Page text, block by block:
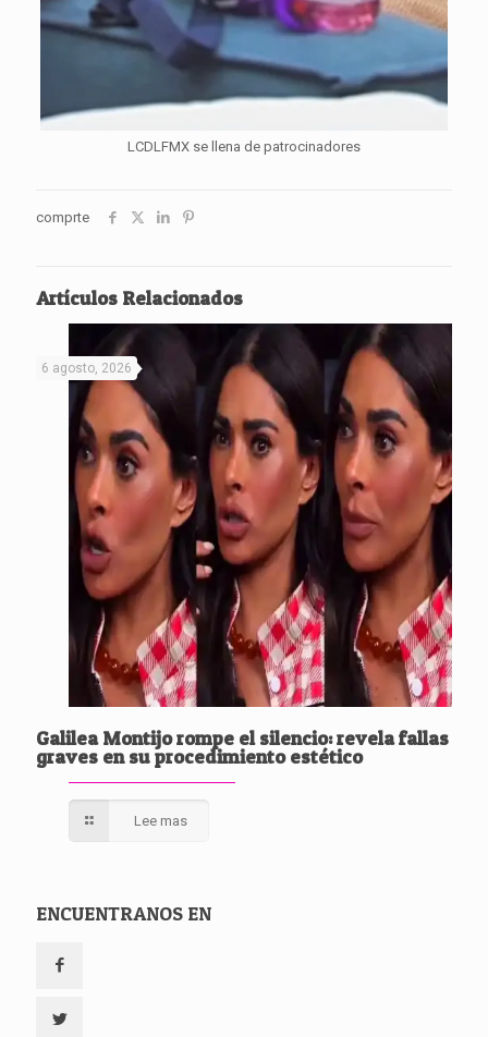
LCDLFMX se llena de patrocinadores
comprte
Artículos Relacionados
6 agosto, 2026
Galilea Montijo rompe el silencio: revela fallas
graves en su procedimiento estético
Lee mas
ENCUENTRANOS EN